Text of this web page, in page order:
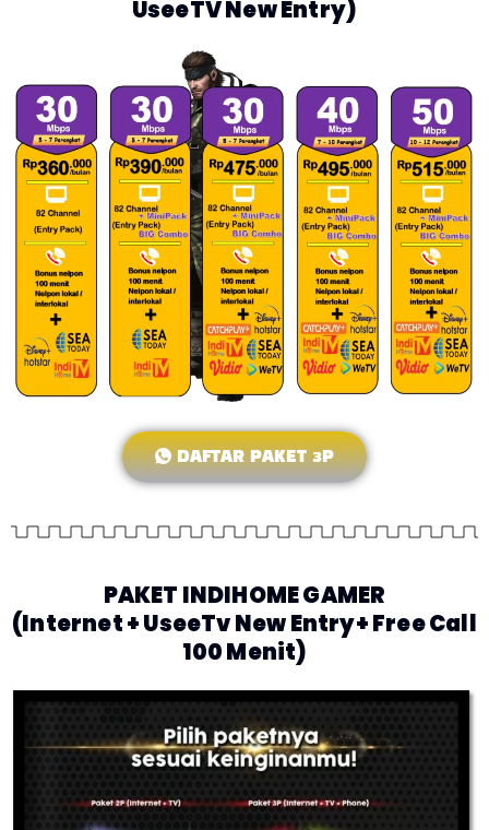
UseeTV New Entry)
DAFTAR PAKET 3P
PAKET INDIHOME GAMER
(Internet + UseeTv New Entry+ Free Call
100 Menit)